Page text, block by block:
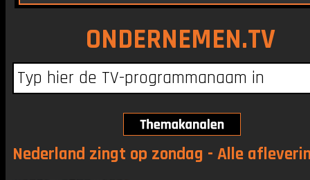
ONDERNEMEN.TV
Nederland zingt op zondag - Alle